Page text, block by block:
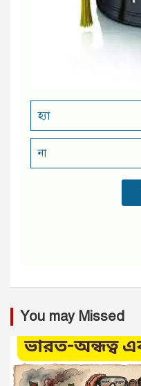
হ্যা
না
You may Missed